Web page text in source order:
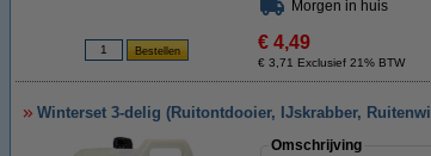
Morgen in huis
€ 4,49
€ 3,71 Exclusief 21% BTW
Winterset 3-delig (Ruitontdooier, IJskrabber,
Omschrijving